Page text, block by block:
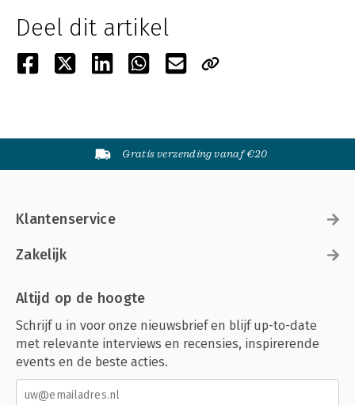
Deel dit artikel
Gratis verzending vanaf €20
Klantenservice
Zakelijk
Altijd op de hoogte
Schrijf u in voor onze nieuwsbrief en blijf up-to-date
met relevante interviews en recensies, inspirerende
events en de beste acties.